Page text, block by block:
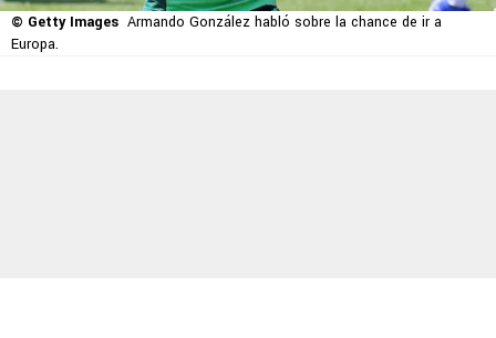
© Getty Images Armando González habló sobre la chance de ir a
Europa.